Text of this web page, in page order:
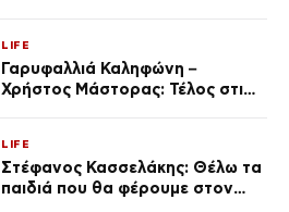
(Φωτογραφίες)
LIFE
Γαρυφαλλιά Καληφώνη –
Χρήστος Μάστορας: Τέλος στις
LIFE
Στέφανος Κασσελάκης: Θέλω τα
παιδιά που θα φέρουμε στον